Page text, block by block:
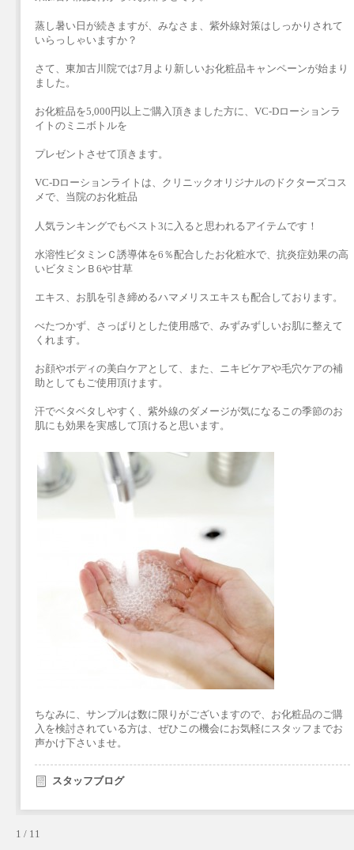
蒸し暑い日が続きますが、みなさま、紫外線対策はしっかりされて
いらっしゃいますか？
さて、東加古川院では7月より新しいお化粧品キャンペーンが始まり
ました。
お化粧品を5,000円以上ご購入頂きました方に、VC-Dローションラ
イトのミニボトルを
プレゼントさせて頂きます。
VC-Dローションライトは、クリニックオリジナルのドクターズコス
メで、当院のお化粧品
人気ランキングでもベスト3に入ると思われるアイテムです！
水溶性ビタミンＣ誘導体を6％配合したお化粧水で、抗炎症効果の高
いビタミンＢ6や甘草
エキス、お肌を引き締めるハマメリスエキスも配合しております。
べたつかず、さっぱりとした使用感で、みずみずしいお肌に整えて
くれます。
お顔やボディの美白ケアとして、また、ニキビケアや毛穴ケアの補
助としてもご使用頂けます。
汗でベタベタしやすく、紫外線のダメージが気になるこの季節のお
肌にも効果を実感して頂けると思います。
ちなみに、サンプルは数に限りがございますので、お化粧品のご購
入を検討されている方は、ぜひこの機会にお気軽にスタッフまでお
声かけ下さいませ。
スタッフブログ
1 / 11